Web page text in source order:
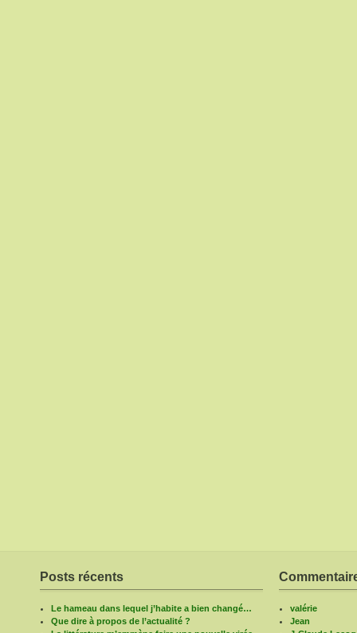
Posts récents
Le hameau dans lequel j’habite a bien changé…
Que dire à propos de l’actualité ?
valérie
Jean